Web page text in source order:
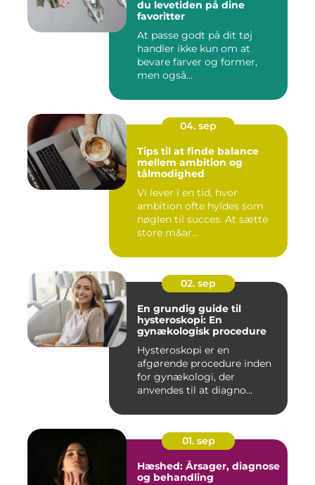
du levetiden på dine
favoritter
At passe godt på dit tøj
handler ikke kun om at
bevare farver og former,
men også...
04. sep
Tips til at finde balance
mellem ambition og
tålmodighed
Vi lever i en tid, hvor
ambition ofte hyldes som
nøglen til succes. At sætte
store m&ar...
02. sep
En grundig guide til
hysteroskopi: En
gynækologisk procedure
Hysteroskopi er en
afgørende procedure inden
for gynækologi, der
anvendes til at diagno...
01. sep
Hæshed: Årsager, diagnose
og behandling